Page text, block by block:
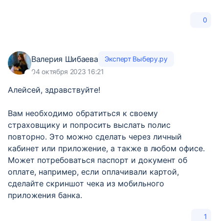
0
Валерия Шибаева
Эксперт Выберу.ру
04 октября 2023 16:21
Алейсей, здравствуйте!
Вам необходимо обратиться к своему
страховщику и попросить выслать полис
повторно. Это можно сделать через личный
кабинет или приложение, а также в любом офисе.
Может потребоваться паспорт и документ об
оплате, например, если оплачивали картой,
сделайте скриншот чека из мобильного
приложения банка.
1